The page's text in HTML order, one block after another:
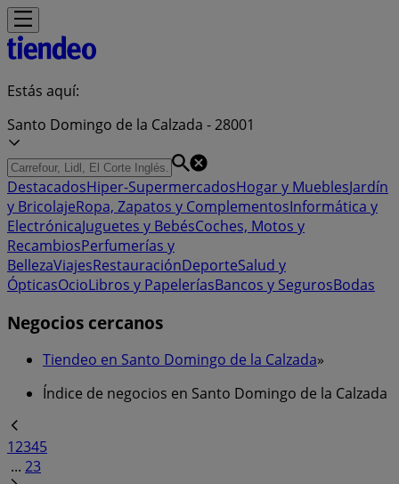
Estás aquí:
Santo Domingo de la Calzada - 28001
DestacadosHiper-SupermercadosHogar y MueblesJardín
y BricolajeRopa, Zapatos y ComplementosInformática y
ElectrónicaJuguetes y BebésCoches, Motos y
RecambiosPerfumerías y
BellezaViajesRestauraciónDeporteSalud y
ÓpticasOcioLibros y PapeleríasBancos y SegurosBodas
Negocios cercanos
Tiendeo en Santo Domingo de la Calzada»
Índice de negocios en Santo Domingo de la Calzada
12345
... 23